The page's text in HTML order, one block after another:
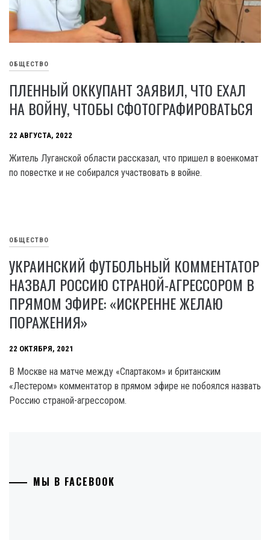
ОБЩЕСТВО
ПЛЕННЫЙ ОККУПАНТ ЗАЯВИЛ, ЧТО ЕХАЛ
НА ВОЙНУ, ЧТОБЫ СФОТОГРАФИРОВАТЬСЯ
22 АВГУСТА, 2022
Житель Луганской области рассказал, что пришел в военкомат
по повестке и не собирался участвовать в войне.
ОБЩЕСТВО
УКРАИНСКИЙ ФУТБОЛЬНЫЙ КОММЕНТАТОР
НАЗВАЛ РОССИЮ СТРАНОЙ-АГРЕССОРОМ В
ПРЯМОМ ЭФИРЕ: «ИСКРЕННЕ ЖЕЛАЮ
ПОРАЖЕНИЯ»
22 ОКТЯБРЯ, 2021
В Москве на матче между «Спартаком» и британским
«Лестером» комментатор в прямом эфире не побоялся назвать
Россию страной-агрессором.
МЫ В FACEBOOK